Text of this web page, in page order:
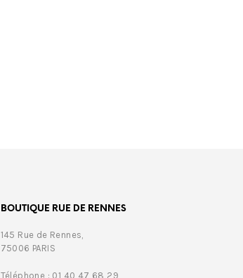
BOUTIQUE RUE DE RENNES
145 Rue de Rennes,
75006 PARIS
Téléphone : 01 40 47 68 29